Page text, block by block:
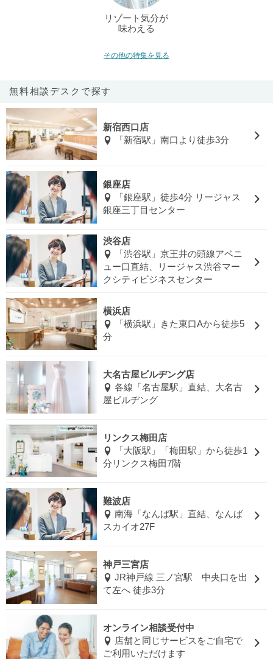
リゾート気分が
味わえる
その他の特集を見る
無料相談デスクで探す
新宿西口店
「新宿駅」南口より徒歩3分
銀座店
「銀座駅」徒歩4分 リージャス
銀座三丁目センター
渋谷店
「渋谷駅」京王井の頭線アベニ
ュー口直結、リージャス渋谷マー
クシティビジネスセンター
横浜店
「横浜駅」きた東口Aから徒歩5
分
大名古屋ビルヂング店
各線「名古屋駅」直結、大名古
屋ビルヂング
リンクス梅田店
「大阪駅」「梅田駅」から徒歩1
分リンクス梅田7階
難波店
南海「なんば駅」直結、なんば
スカイオ27F
神戸三宮店
JR神戸線 三ノ宮駅 中央口を出
て左へ 徒歩3分
オンライン相談受付中
店舗と同じサービスをご自宅で
ご利用いただけます